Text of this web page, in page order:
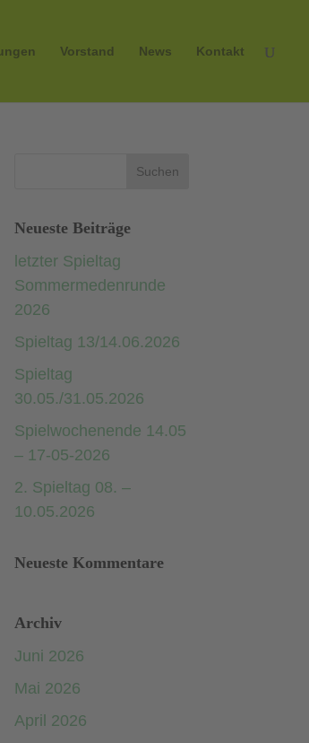
Vorstand News Kontakt
Neueste Beiträge
letzter Spieltag
Sommermedenrunde
2026
Spieltag 13/14.06.2026
Spieltag
30.05./31.05.2026
Spielwochenende 14.05
– 17-05-2026
2. Spieltag 08. –
10.05.2026
Neueste Kommentare
Archiv
Juni 2026
Mai 2026
April 2026